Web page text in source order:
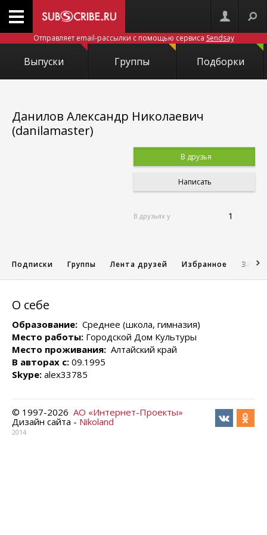
Отправляет email-рассылки с помощью сервиса Sendsay
Выпуски Группы Подборки
Данилов Александр Николаевич
(danilamaster)
В друзья
Написать
В друзьях у 1
Подписки Группы Лента друзей Избранное
О себе
Образование: Среднее (школа, гимназия)
Место работы: Городской Дом Культуры
Место проживания: Алтайский край
В авторах с: 09.1995
Skype: alex33785
© 1997-2026 АО «Интернет-Проекты»
Дизайн сайта - Nikoland
2014